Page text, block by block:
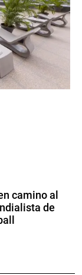
camino al
de